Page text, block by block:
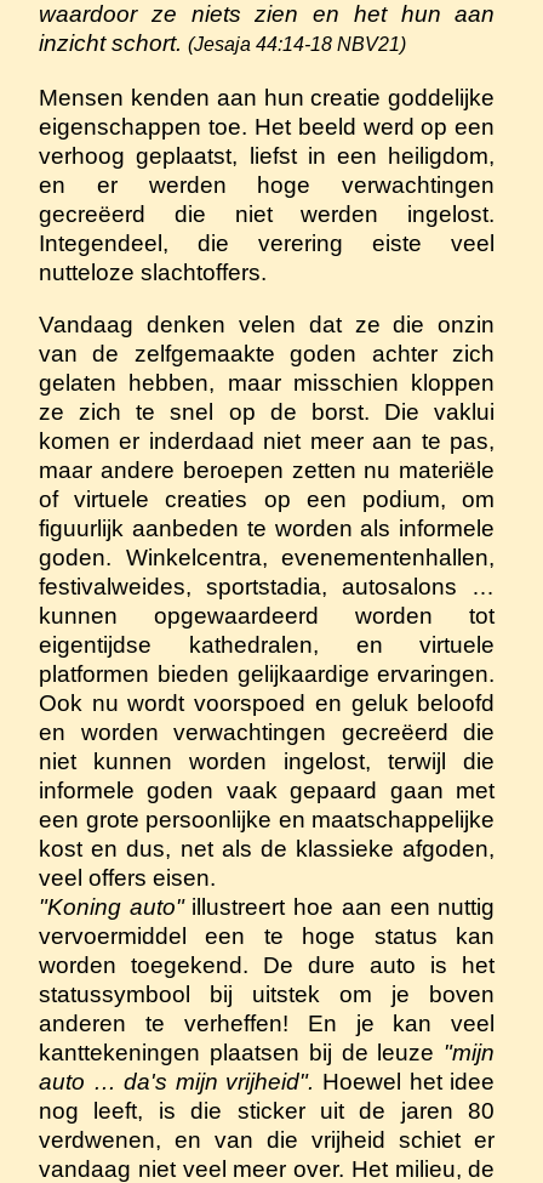
waardoor ze niets zien en het hun aan
inzicht schort. (Jesaja 44:14-18 NBV21)
Mensen kenden aan hun creatie goddelijke
eigenschappen toe. Het beeld werd op een
verhoog geplaatst, liefst in een heiligdom,
en er werden hoge verwachtingen
gecreëerd die niet werden ingelost.
Integendeel, die verering eiste veel
nutteloze slachtoffers.
Vandaag denken velen dat ze die onzin
van de zelfgemaakte goden achter zich
gelaten hebben, maar misschien kloppen
ze zich te snel op de borst. Die vaklui
komen er inderdaad niet meer aan te pas,
maar andere beroepen zetten nu materiële
of virtuele creaties op een podium, om
figuurlijk aanbeden te worden als informele
goden. Winkelcentra, evenementenhallen,
festivalweides, sportstadia, autosalons …
kunnen opgewaardeerd worden tot
eigentijdse kathedralen, en virtuele
platformen bieden gelijkaardige ervaringen.
Ook nu wordt voorspoed en geluk beloofd
en worden verwachtingen gecreëerd die
niet kunnen worden ingelost, terwijl die
informele goden vaak gepaard gaan met
een grote persoonlijke en maatschappelijke
kost en dus, net als de klassieke afgoden,
veel offers eisen.
"Koning auto"illustreert hoe aan een nuttig
vervoermiddel een te hoge status kan
worden toegekend. De dure auto is het
statussymbool bij uitstek om je boven
anderen te verheffen! En je kan veel
kanttekeningen plaatsen bij de leuze "mijn
auto … da's mijn vrijheid". Hoewel het idee
nog leeft, is die sticker uit de jaren 80
verdwenen, en van die vrijheid schiet er
vandaag niet veel meer over. Het milieu, de